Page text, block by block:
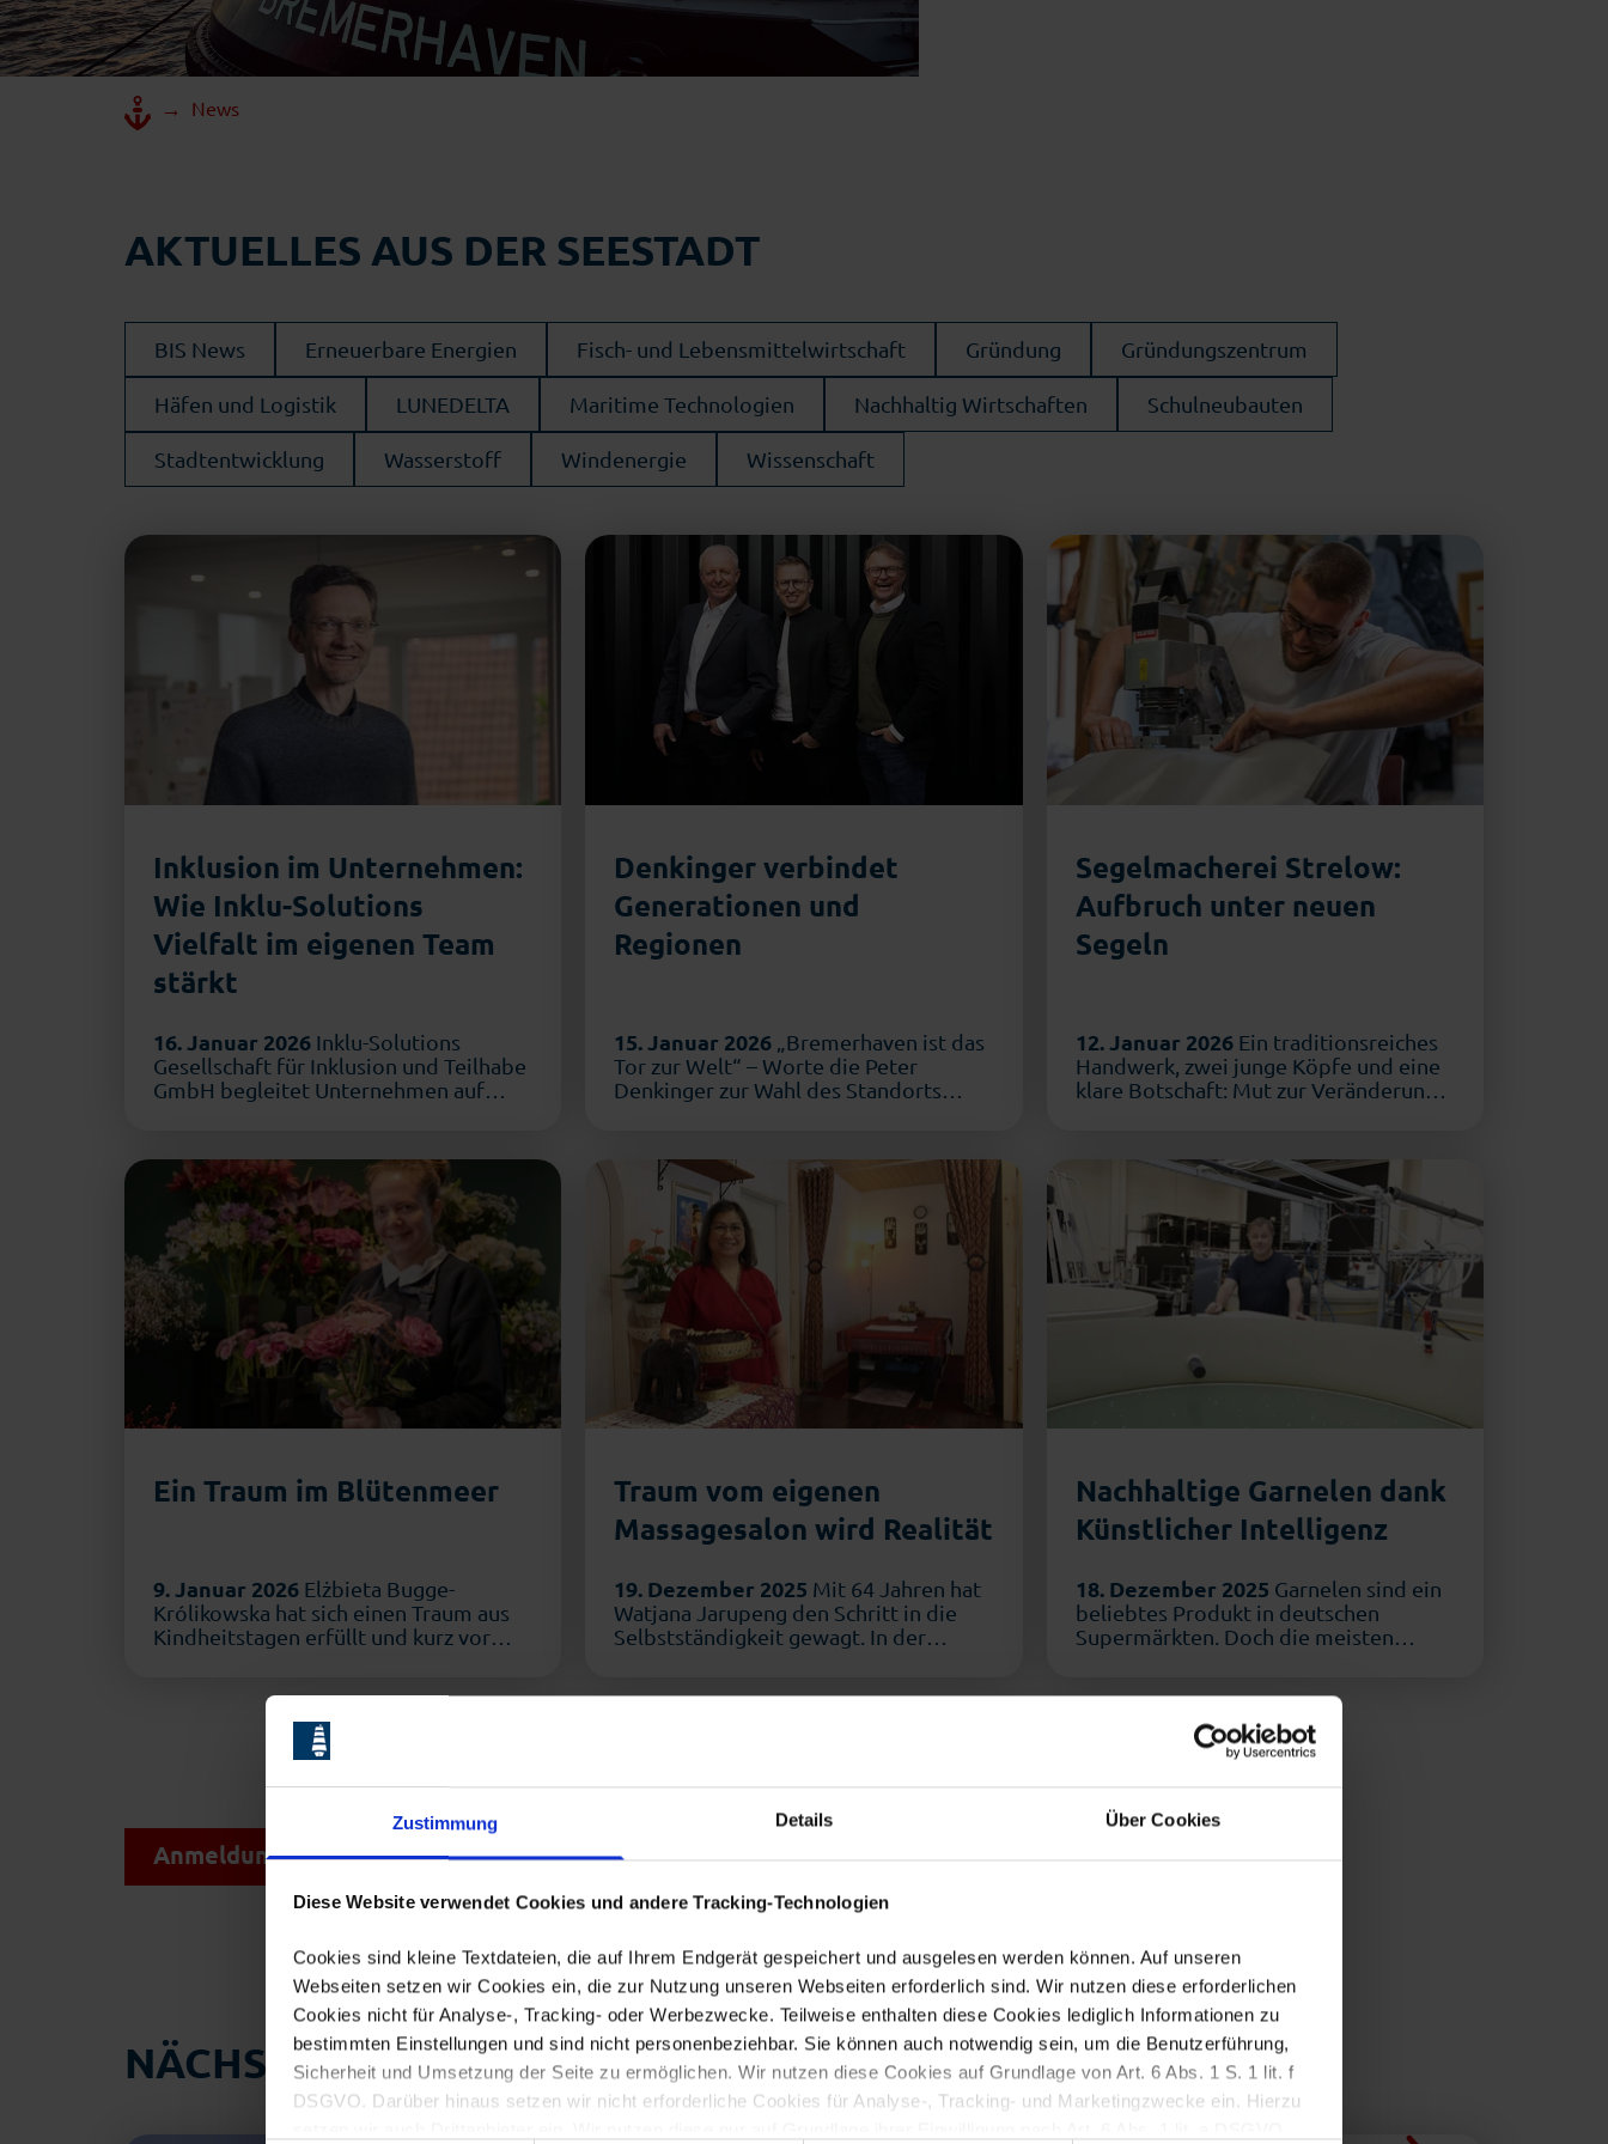
Zustimmung Details Über Cookies
Diese Website verwendet Cookies und andere Tracking-Technologien
Cookies sind kleine Textdateien, die auf Ihrem Endgerät gespeichert und ausgelesen werden können. Auf unseren
Webseiten setzen wir Cookies ein, die zur Nutzung unseren Webseiten erforderlich sind. Wir nutzen diese erforderlichen
Cookies nicht für Analyse-, Tracking- oder Werbezwecke. Teilweise enthalten diese Cookies lediglich Informationen zu
bestimmten Einstellungen und sind nicht personenbeziehbar. Sie können auch notwendig sein, um die Benutzerführung,
Sicherheit und Umsetzung der Seite zu ermöglichen. Wir nutzen diese Cookies auf Grundlage von Art. 6 Abs. 1 S. 1 lit. f
DSGVO. Darüber hinaus setzen wir nicht erforderliche Cookies für Analyse-, Tracking- und Marketingzwecke ein. Hierzu
Einzelhandel
→ News
AKTUELLES AUS DER SEESTADT
BIS News Erneuerbare Energien Fisch- und Lebensmittelwirtschaft Gründung Gründungszentrum
Häfen und Logistik LUNEDELTA Maritime Technologien Nachhaltig Wirtschaften Schulneubauten
Stadtentwicklung Wasserstoff Windenergie Wissenschaft
Inklusion im Unternehmen:
Wie Inklu-Solutions
Vielfalt im eigenen Team
stärkt
16. Januar 2026 Inklu-Solutions
Gesellschaft für Inklusion und Teilhabe
GmbH begleitet Unternehmen auf
Denkinger verbindet
Generationen und
Regionen
15. Januar 2026
„Bremerhaven ist das
Tor zur Welt“ – Worte die Peter
Denkinger zur Wahl des Standorts
Segelmacherei Strelow:
Aufbruch unter neuen
Segeln
12. Januar 2026 Ein traditionsreiches
Handwerk, zwei junge Köpfe und eine
klare Botschaft: Mut zur Veränderung.
Ein Traum im Blütenmeer
9. Januar 2026 Elżbieta Bugge-
Królikowska hat sich einen Traum aus
Kindheitstagen erfüllt und kurz vor
Traum vom eigenen
Massagesalon wird Realität
19. Dezember 2025 Mit 64 Jahren hat
Watjana Jarupeng den Schritt in die
Selbstständigkeit gewagt. In der
Nachhaltige Garnelen dank
Künstlicher Intelligenz
18. Dezember 2025 Garnelen sind ein
beliebtes Produkt in deutschen
Supermärkten. Doch die meisten
Anmeldung zum Presseverteiler
NÄCHSTE EVENTS